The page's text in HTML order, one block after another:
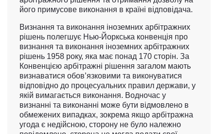
його примусове виконання в країні відповідача.
Визнання та виконання іноземних арбітражних
рішень полегшує Нью-Йоркська конвенція про
визнання та виконання іноземних арбітражних
рішень 1958 року, яка має понад 170 сторін. За
Конвенцією арбітражні рішення загалом мають
визнаватися обов’язковими та виконуватися
відповідно до процесуальних правил держави, у
якій вимагається виконання. Водночас у
визнанні та виконанні може бути відмовлено в
обмежених випадках, зокрема якщо арбітражна
угода є недійсною, сторону не було належно